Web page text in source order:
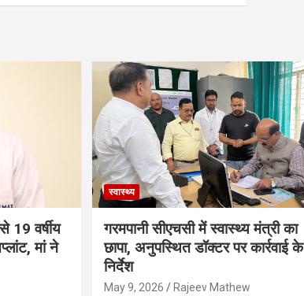
19 वर्षीय
मां ने
स्वास्थ्य
गरमपानी सीएचसी में स्वास्थ्य मंत्री का
छापा, अनुपस्थित डॉक्टर पर कार्रवाई के
निर्देश
May 9, 2026 Rajeev Mathew